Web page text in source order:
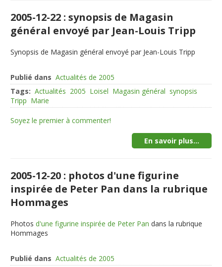
2005-12-22 : synopsis de Magasin
général envoyé par Jean-Louis Tripp
Synopsis de Magasin général envoyé par Jean-Louis Tripp
Publié dans Actualités de 2005
Tags: Actualités 2005 Loisel Magasin général synopsis
Tripp Marie
Soyez le premier à commenter!
En savoir plus...
2005-12-20 : photos d'une figurine
inspirée de Peter Pan dans la rubrique
Hommages
Photosd'une figurine inspirée de Peter Pan dans la rubrique
Hommages
Publié dans Actualités de 2005